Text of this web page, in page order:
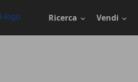
Ricerca Vendi